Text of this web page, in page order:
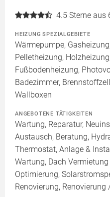
4.5 Sterne aus
HEIZUNG SPEZIALGEBIETE
Wärmepumpe,
Pelletheizung,
Fußbodenheizung,
Badezimmer,
Wallboxen
ANGEBOTENE TÄTIGKEITEN
Wartung, Reparatur,
Austausch, Beratung,
Thermostat, Anlage &
Wartung, Dach
Optimierung,
Renovierung, Renovierung